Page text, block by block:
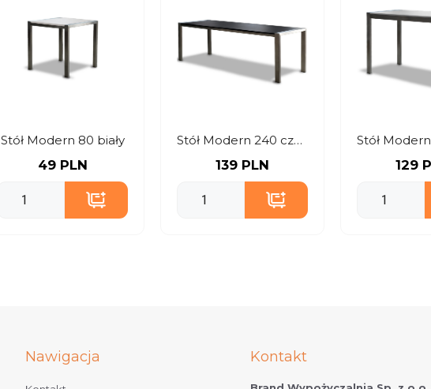
Stół Modern 80 biały
49 PLN
Stół Modern 240 czarny
139 PLN 129
Nawigacja Kontakt